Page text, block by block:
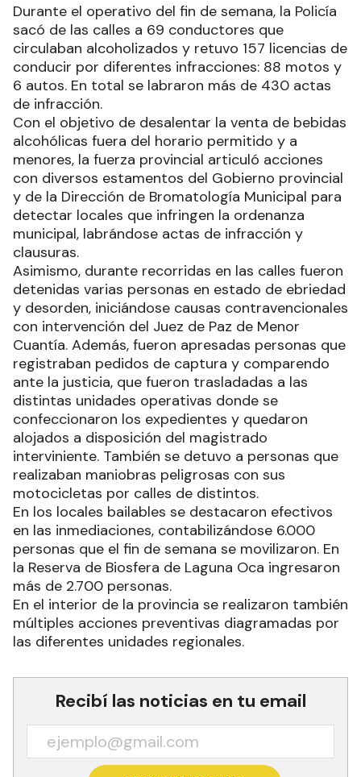
Durante el operativo del fin de semana, la Policía
sacó de las calles a 69 conductores que
circulaban alcoholizados y retuvo 157 licencias de
conducir por diferentes infracciones: 88 motos y
6 autos. En total se labraron más de 430 actas
de infracción.
Con el objetivo de desalentar la venta de bebidas
alcohólicas fuera del horario permitido y a
menores, la fuerza provincial articuló acciones
con diversos estamentos del Gobierno provincial
y de la Dirección de Bromatología Municipal para
detectar locales que infringen la ordenanza
municipal, labrándose actas de infracción y
clausuras.
Asimismo, durante recorridas en las calles fueron
detenidas varias personas en estado de ebriedad
y desorden, iniciándose causas contravencionales
con intervención del Juez de Paz de Menor
Cuantía. Además, fueron apresadas personas que
registraban pedidos de captura y comparendo
ante la justicia, que fueron trasladadas a las
distintas unidades operativas donde se
confeccionaron los expedientes y quedaron
alojados a disposición del magistrado
interviniente. También se detuvo a personas que
realizaban maniobras peligrosas con sus
motocicletas por calles de distintos.
En los locales bailables se destacaron efectivos
en las inmediaciones, contabilizándose 6.000
personas que el fin de semana se movilizaron. En
la Reserva de Biosfera de Laguna Oca ingresaron
más de 2.700 personas.
En el interior de la provincia se realizaron también
múltiples acciones preventivas diagramadas por
las diferentes unidades regionales.
Recibí las noticias en tu email